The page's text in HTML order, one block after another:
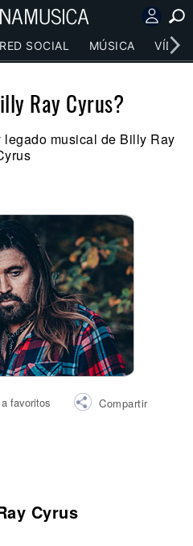
RED SOCIAL MÚSICA
Ray Cyrus?
musical de Billy Ray
favoritos
Compartir
Cyrus